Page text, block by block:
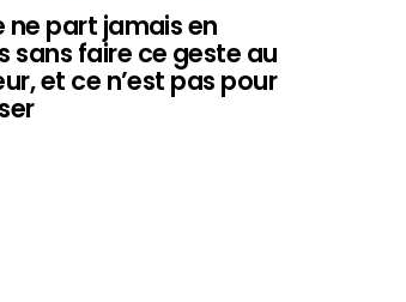
ne part jamais en
sans faire ce geste au
et ce n’est pas pour